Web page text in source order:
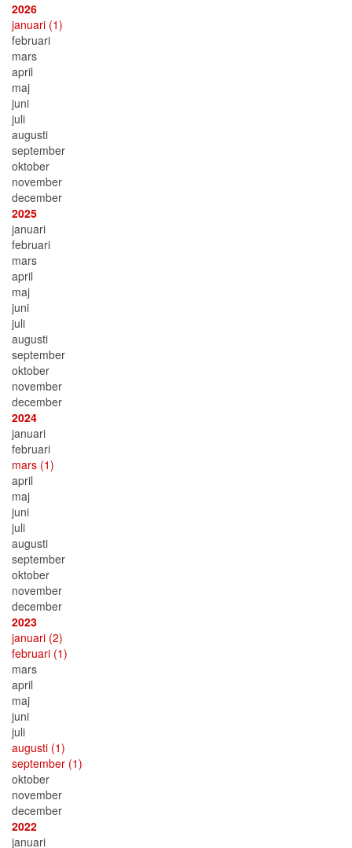
2026
januari (1)
februari
mars
april
maj
juni
juli
augusti
september
oktober
november
december
2025
januari
februari
mars
april
maj
juni
juli
augusti
september
oktober
november
december
2024
januari
februari
mars (1)
april
maj
juni
juli
augusti
september
oktober
november
december
2023
januari (2)
februari (1)
mars
april
maj
juni
juli
augusti (1)
september (1)
oktober
november
december
2022
januari